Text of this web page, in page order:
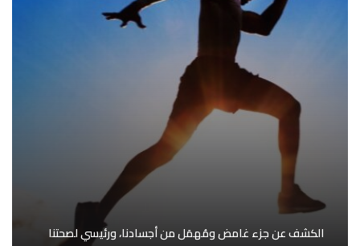
الكشف عن جزء غامض ومُهمَل من أجسادنا، ورئيسي لصحتنا